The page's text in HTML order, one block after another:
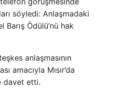
söyledi: Anlaşmadaki
Ödülü’nü hak
anlaşmasının
amacıyla Mısır’da
davet etti.